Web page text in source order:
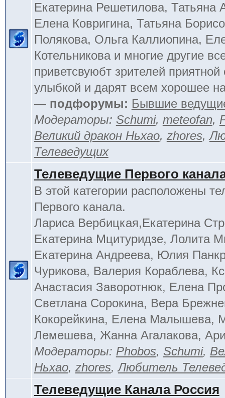
Екатерина Решетилова, Татьяна
Елена Ковригина, Татьяна
Полякова, Ольга Каллиопина,
Котельникова и многие другие
приветсвуюбт зрителей приятной
улыбкой и дарят всем хорошее
— подфорумы: Бывшие
Модераторы: Schumi, meteofan,
Великий дракон Ньхао, zhores,
Телеведущих
Телеведущие Первого
В этой категории расположены
Первого канала.
Лариса Вербицкая,Екатерина
Екатерина Мцитуридзе, Лолита
Екатерина Андреева, Юлия
Чурикова, Валерия Кораблева,
Анастасия Заворотнюк, Елена
Светлана Сорокина, Вера
Кокорейкина, Елена Малышева,
Лемешева, Жанна Агалакова,
Модераторы: Phobos, Schumi,
Ньхао, zhores,Любитель
Телеведущие Канала Россия